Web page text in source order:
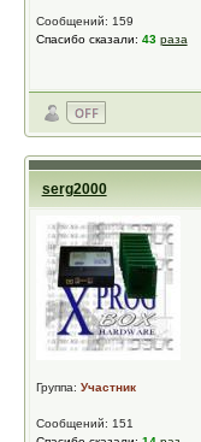
Сообщений: 159
Спасибо сказали: 43 раза
serg2000
Группа: Участник
Сообщений: 151